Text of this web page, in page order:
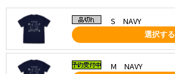
S NAVY
選択する
M NAVY